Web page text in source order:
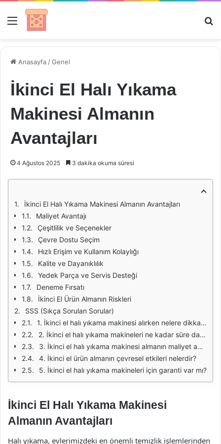
Menü
Anasayfa /Genel
İkinci El Halı Yıkama
Makinesi Almanın
Avantajları
4 Ağustos 2025 3 dakika okuma süresi
İkinci El Halı Yıkama Makinesi Almanın Avantajları
Maliyet Avantajı
Çeşitlilik ve Seçenekler
Çevre Dostu Seçim
Hızlı Erişim ve Kullanım Kolaylığı
Kalite ve Dayanıklılık
Yedek Parça ve Servis Desteği
Deneme Fırsatı
İkinci El Ürün Almanın Riskleri
SSS (Sıkça Sorulan Sorular)
1. İkinci el halı yıkama makinesi alırken nelere dikkat etmeliyim?
2. İkinci el halı yıkama makineleri ne kadar süre dayanır?
3. İkinci el halı yıkama makinesi almanın maliyet avantajı nedir?
4. İkinci el ürün almanın çevresel etkileri nelerdir?
5. İkinci el halı yıkama makineleri için garanti var mı?
İkinci El Halı Yıkama Makinesi
Almanın Avantajları
Halı yıkama, evlerimizdeki en önemli temizlik işlemlerinden